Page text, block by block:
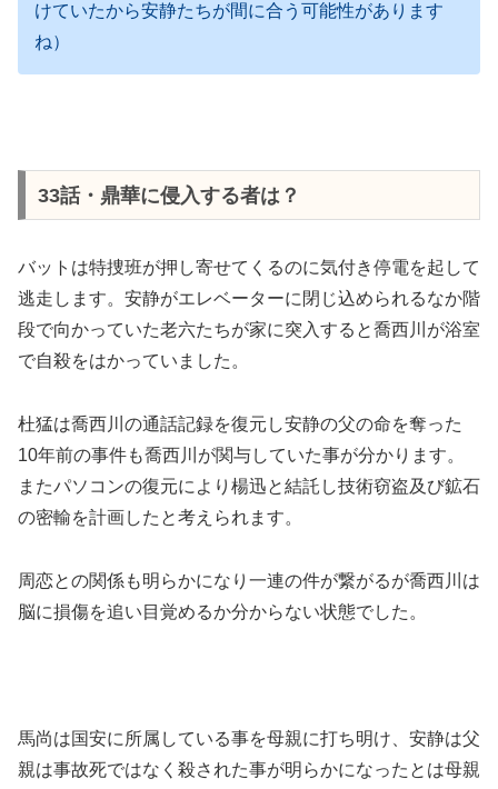
けていたから安静たちが間に合う可能性があります
ね）
33話・鼎華に侵入する者は？
バットは特捜班が押し寄せてくるのに気付き停電を起して
逃走します。安静がエレベーターに閉じ込められるなか階
段で向かっていた老六たちが家に突入すると喬西川が浴室
で自殺をはかっていました。
杜猛は喬西川の通話記録を復元し安静の父の命を奪った
10年前の事件も喬西川が関与していた事が分かります。
またパソコンの復元により楊迅と結託し技術窃盗及び鉱石
の密輸を計画したと考えられます。
周恋との関係も明らかになり一連の件が繋がるが喬西川は
脳に損傷を追い目覚めるか分からない状態でした。
馬尚は国安に所属している事を母親に打ち明け、安静は父
親は事故死ではなく殺された事が明らかになったとは母親